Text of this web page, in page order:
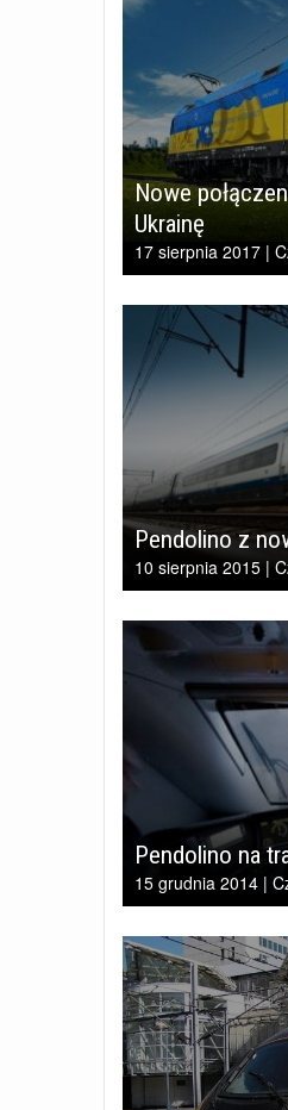
Nowe
Ukrainę
17 sierpnia 2017 |
Pendolino z
10 sierpnia 2015 |
Pendolino na
15 grudnia 2014 |